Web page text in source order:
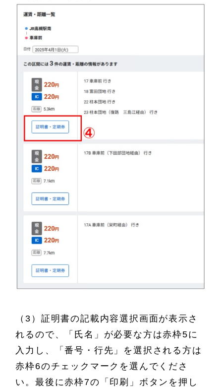
（3）証明書の記載内容選択画面が表示さ
れるので、「氏名」が必要な方は赤枠5に
入力し、「番号・行先」を選択される方は
赤枠6のチェックマークを選んでくださ
い。最後に赤枠7の「印刷」ボタンを押し